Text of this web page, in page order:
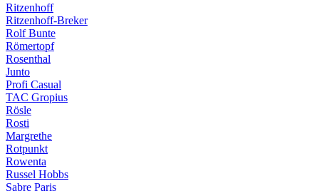
Ritzenhoff
Ritzenhoff-Breker
Rolf Bunte
Römertopf
Rosenthal
Junto
Profi Casual
TAC Gropius
Rösle
Rosti
Margrethe
Rotpunkt
Rowenta
Russel Hobbs
Sabre Paris